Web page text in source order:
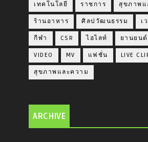
เทคโนโลยี ราชการ สุขภาพแ
ร้านอาหาร ศิลปวัฒนธรรม เ
กีฬา CSR ไฮไลท์ ยานยนต์
VIDEO MV แฟชั่น LIVE
สุขภาพและความ
ARCHIVE